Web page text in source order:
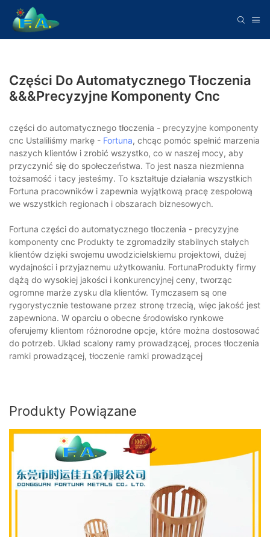
Części Do Automatycznego Tłoczenia
&&&precyzyjne Komponenty Cnc
części do automatycznego tłoczenia - precyzyjne komponenty
cnc Ustaliliśmy markę - Fortuna, chcąc pomóc spełnić marzenia
naszych klientów i zrobić wszystko, co w naszej mocy, aby
przyczynić się do społeczeństwa. To jest nasza niezmienna
tożsamość i tacy jesteśmy. To kształtuje działania wszystkich
Fortuna pracowników i zapewnia wyjątkową pracę zespołową
we wszystkich regionach i obszarach biznesowych.
Fortuna części do automatycznego tłoczenia - precyzyjne
komponenty cnc Produkty te zgromadziły stabilnych stałych
klientów dzięki swojemu uwodzicielskiemu projektowi, dużej
wydajności i przyjaznemu użytkowaniu. FortunaProdukty firmy
dążą do wysokiej jakości i konkurencyjnej ceny, tworząc
ogromne marże zysku dla klientów. Tymczasem są one
rygorystycznie testowane przez stronę trzecią, więc jakość jest
zapewniona. W oparciu o obecne środowisko rynkowe
oferujemy klientom różnorodne opcje, które można dostosować
do potrzeb. Układ scalony ramy prowadzącej, proces tłoczenia
ramki prowadzącej, tłoczenie ramki prowadzącej
Produkty Powiązane